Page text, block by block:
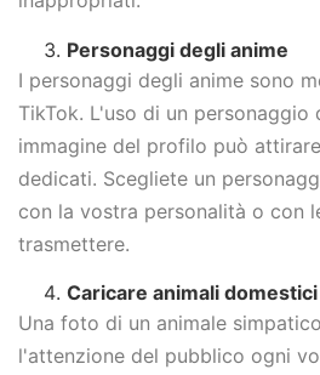
Personaggi degli anime
I personaggi degli anime sono
TikTok. L'uso di un personaggio
immagine del profilo può
dedicati. Scegliete un
con la vostra personalità o con
trasmettere.
Caricare animali domestici
Una foto di un animale
l'attenzione del pubblico ogni